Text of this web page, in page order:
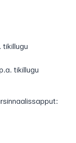
tikillugu